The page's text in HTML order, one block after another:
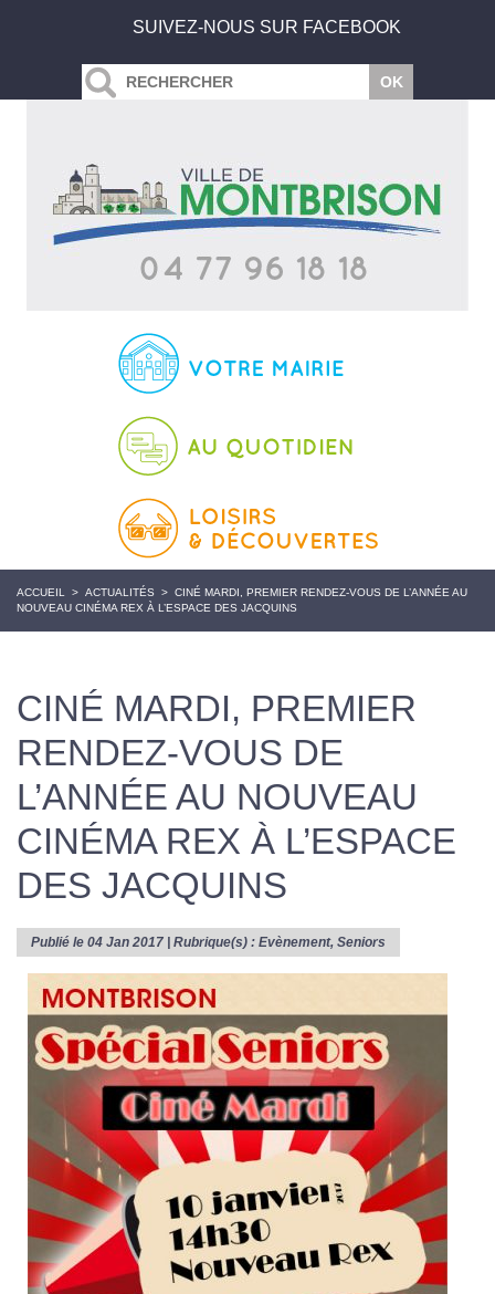
SUIVEZ-NOUS SUR FACEBOOK
ACCUEIL > ACTUALITÉS > CINÉ MARDI, PREMIER RENDEZ-VOUS DE L’ANNÉE AU
NOUVEAU CINÉMA REX À L’ESPACE DES JACQUINS
CINÉ MARDI, PREMIER
RENDEZ-VOUS DE
L’ANNÉE AU NOUVEAU
CINÉMA REX À L’ESPACE
DES JACQUINS
Publié le 04 Jan 2017 | Rubrique(s) : Evènement, Seniors